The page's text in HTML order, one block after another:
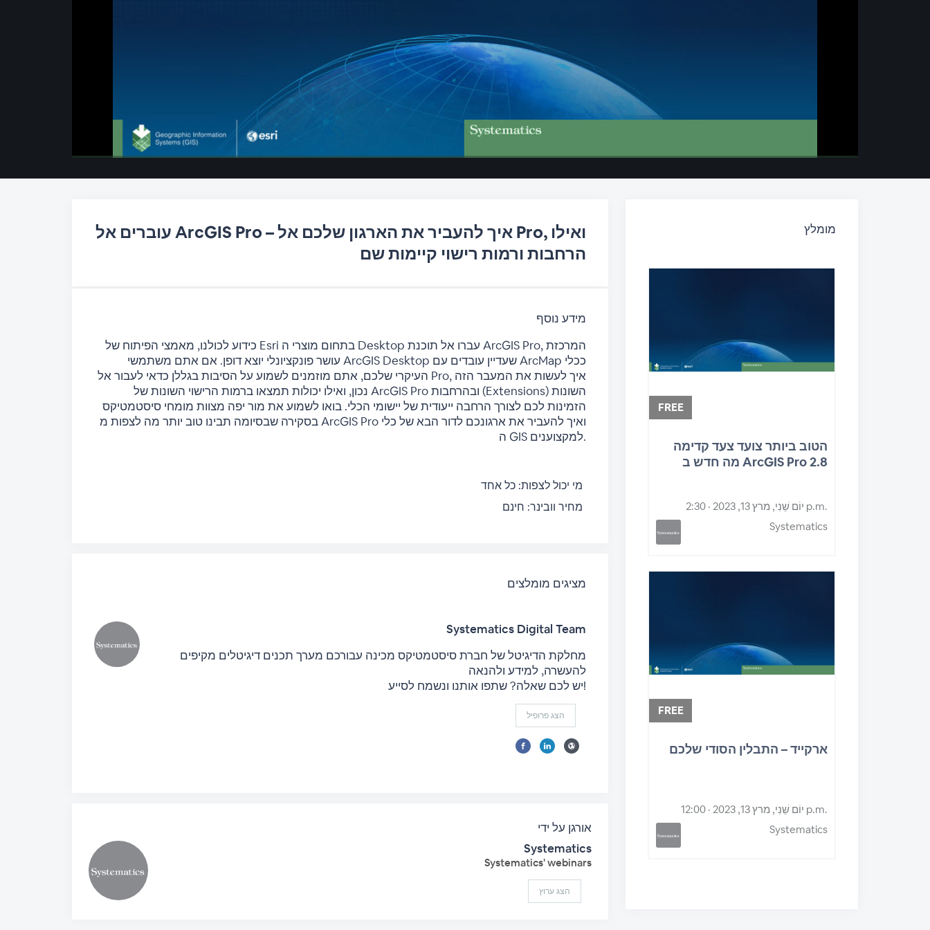
עוברים אל ArcGIS Pro – איך להעביר את הארגון שלכם אל Pro, ואילו
הרחבות ורמות רישוי קיימות שם
מידע נוסף
כידוע לכולנו, מאמצי הפיתוח של Esri בתחום מוצרי ה Desktop עברו אל תוכנת ArcGIS Pro, המרכזת
עושר פונקציונלי יוצא דופן. אם אתם משתמשי ArcGIS Desktop שעדיין עובדים עם ArcMap ככלי
העיקרי שלכם, אתם מוזמנים לשמוע על הסיבות בגללן כדאי לעבור אל Pro, איך לעשות את המעבר הזה
נכון, ואילו יכולות תמצאו ברמות הרישוי השונות של ArcGIS Pro ובהרחבות (Extensions) השונות
הזמינות לכם לצורך הרחבה ייעודית של יישומי הכלי. בואו לשמוע את מור יפה מצוות מומחי סיסטמטיקס
בסקירה שבסיומה תבינו טוב יותר מה לצפות מ ArcGIS Pro ואיך להעביר את ארגונכם לדור הבא של כלי
ה GIS למקצוענים.
מי יכול לצפות: כל אחד
מחיר וובינר: חינם
מציגים מומלצים
Systematics Digital Team
מחלקת הדיגיטל של חברת סיסטמטיקס מכינה עבורכם מערך תכנים דיגיטלים מקיפים
להעשרה, למידע ולהנאה
יש לכם שאלה? שתפו אותנו ונשמח לסייע!
הצג פרופיל
אורגן על ידי
Systematics
Systematics' webinars
הצג ערוץ
מומלץ
FREE
הטוב ביותר צועד צעד קדימה
מה חדש ב ArcGIS Pro 2.8
יוֹם שֵׁנִי, מרץ 13, 2023 · 2:30 p.m.
Systematics
FREE
ארקייד – התבלין הסודי שלכם
יוֹם שֵׁנִי, מרץ 13, 2023 · 12:00 p.m.
Systematics